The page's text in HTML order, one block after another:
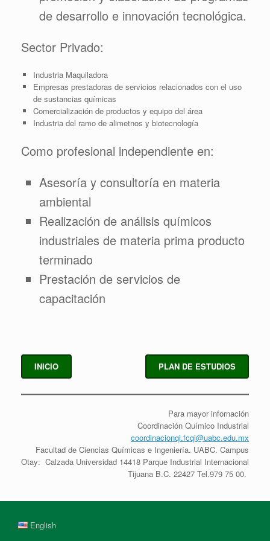
de desarrollo e innovación tecnológica.
Sector Privado:
Industria Maquiladora
Empresas prestadoras de servicios relacionados con el uso
de sustancias químicas
Comercialización de productos y equipo del área
Industria del ramo de alimetnos y biotecnología
Como profesional independiente en:
Asesoría y consultoría en materia
ambiental
Realización de análisis químicos
industriales de materia prima producto
terminado
Prestación de servicios de
capacitación
INICIO PLAN DE ESTUDIOS
Para mayor infornación
Coordinación Químico Industrial
coordinacionqi.fcqi@uabc.edu.mx
Facultad de Ciencias Químicas e Ingeniería. UABC. Campus
Otay: Calzada Universidad 14418 Parque Industrial Internacional
Tijuana B.C. 22427 Tel.979 75 00.
English